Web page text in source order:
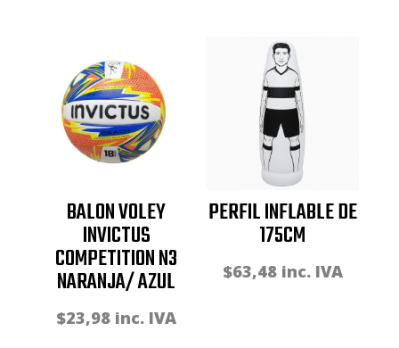
BALON VOLEY
INVICTUS
COMPETITION N3
NARANJA/ AZUL
$23,98 inc. IVA
PERFIL INFLABLE DE
175CM
$63,48 inc. IVA